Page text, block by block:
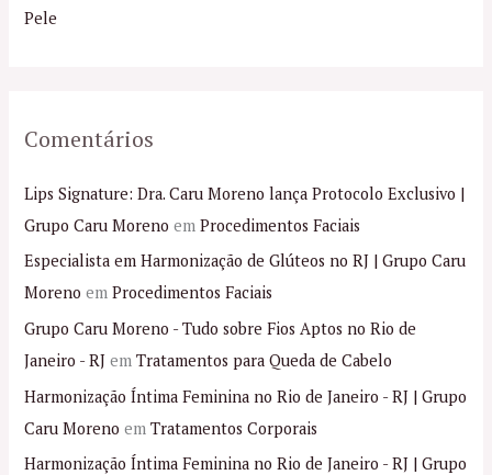
r
Pele
Comentários
Lips Signature: Dra. Caru Moreno lança Protocolo Exclusivo |
Grupo Caru Moreno emProcedimentos Faciais
Especialista em Harmonização de Glúteos no RJ | Grupo Caru
Moreno emProcedimentos Faciais
Grupo Caru Moreno - Tudo sobre Fios Aptos no Rio de
Janeiro - RJ emTratamentos para Queda de Cabelo
Harmonização Íntima Feminina no Rio de Janeiro - RJ | Grupo
Caru Moreno emTratamentos Corporais
Harmonização Íntima Feminina no Rio de Janeiro - RJ | Grupo